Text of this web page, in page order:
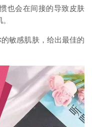
也会在间接的导致皮肤
敏感肌肤，给出最佳的